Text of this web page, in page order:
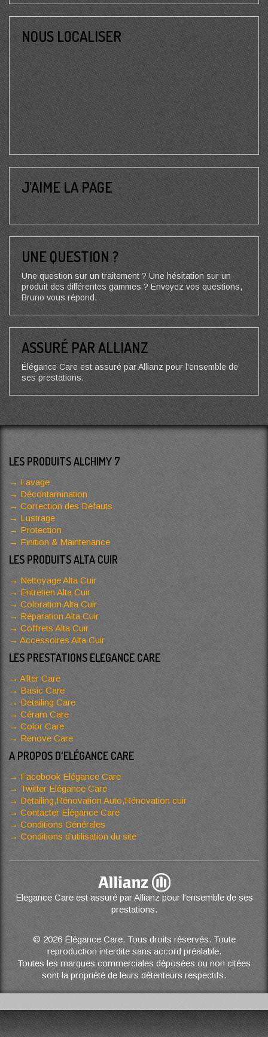
NOUS LOCALISER
J’AIME LA PAGE
UNE QUESTION ?
Une question sur un traitement ? Une hésitation sur un
produit des différentes gammes ? Envoyez vos questions,
Bruno vous répond.
ASSURÉ PAR ALLIANZ
Élégance Care est assuré par Allianz pour l'ensemble de
ses prestations.
LES PRODUITS ALCHIMY 7
Lavage
Décontamination
Correction des Défauts
Lustrage
Protection
Finition & Maintenance
LES PRODUITS ALTA CUIR
Nettoyage Alta Cuir
Entretien Alta Cuir
Coloration Alta Cuir
Réparation Alta Cuir
Coffrets Alta Cuir
Accessoires Alta Cuir
LES PRESTATIONS ELEGANCE CARE
After Care
Basic Care
Detailing Care
Céram Care
Color Care
Renove Care
A PROPOS D'ELÉGANCE CARE
Facebook Elégance Care
Twitter Elégance Care
Detailing,Rénovation Auto,Rénovation cuir
Contacter Elégance Care
Conditions Générales
Conditions d’utilisation du site
Elegance Care est assuré par Allianz pour l'ensemble de ses
prestations.
© 2026 Élégance Care. Tous droits réservés. Toute
reproduction interdite sans accord préalable.
Toutes les marques commerciales déposées ou non citées
sont la propriété de leurs détenteurs respectifs.